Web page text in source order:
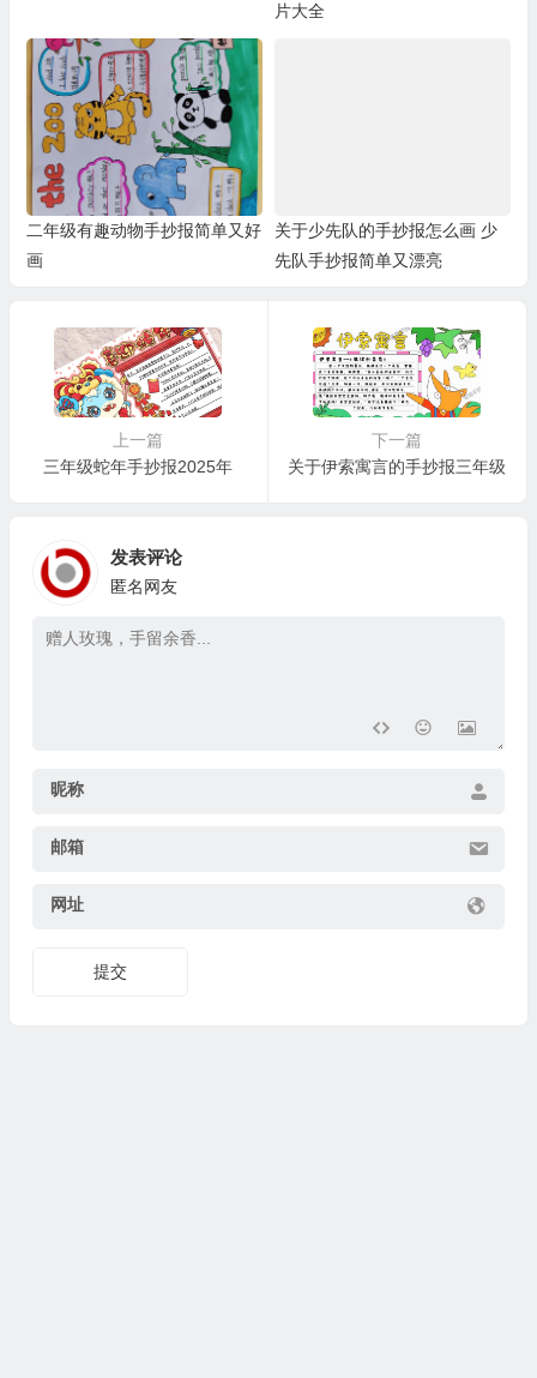
片大全
二年级有趣动物手抄报简单又好
画
关于少先队的手抄报怎么画 少
先队手抄报简单又漂亮
上一篇
三年级蛇年手抄报2025年
下一篇
关于伊索寓言的手抄报三年级
发表评论
匿名网友
昵称
邮箱
网址
提交